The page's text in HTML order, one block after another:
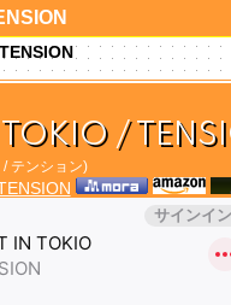
TENSION
/
テンション)